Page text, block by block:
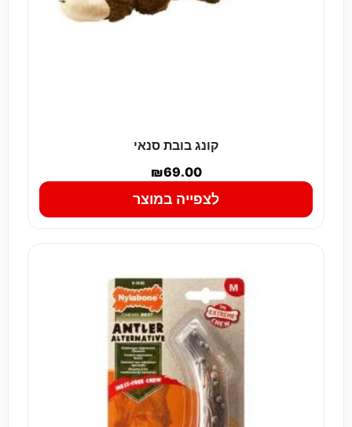
קונג בובת סנאי
₪69.00
לצפייה במוצר